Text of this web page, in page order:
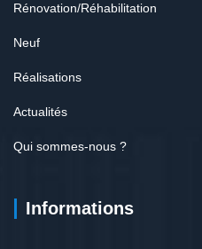
Rénovation/Réhabilitation
Neuf
Réalisations
Actualités
Qui sommes-nous ?
Informations